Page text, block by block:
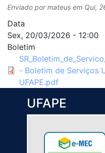
Enviado pormateus em Qui,
Data
Sex, 20/03/2026 - 12:00
Boletim
- Boletim de Serviços
UFAPE.pdf
UFAPE